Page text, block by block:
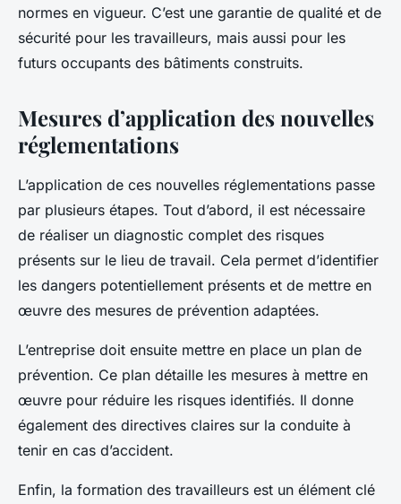
normes en vigueur. C’est une garantie de qualité et de
sécurité pour les travailleurs, mais aussi pour les
futurs occupants des bâtiments construits.
Mesures d’application des nouvelles
réglementations
L’application de ces nouvelles réglementations passe
par plusieurs étapes. Tout d’abord, il est nécessaire
de réaliser un diagnostic complet des risques
présents sur le lieu de travail. Cela permet d’identifier
les dangers potentiellement présents et de mettre en
œuvre des mesures de prévention adaptées.
L’entreprise doit ensuite mettre en place un plan de
prévention. Ce plan détaille les mesures à mettre en
œuvre pour réduire les risques identifiés. Il donne
également des directives claires sur la conduite à
tenir en cas d’accident.
Enfin, la formation des travailleurs est un élément clé